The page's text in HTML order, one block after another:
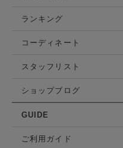
ランキング
コーディネート
スタッフリスト
ショップブログ
GUIDE
ご利用ガイド